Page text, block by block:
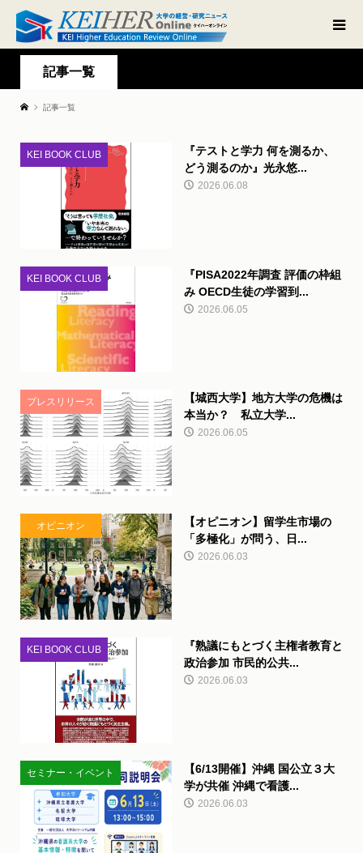
記事一覧
記事一覧
KEI BOOK CLUB
『テストと学力 何を測るか、
どう測るのか』光永悠...
2026.06.08
KEI BOOK CLUB
『PISA2022年調査 評価の枠組
み OECD生徒の学習到...
2026.06.05
プレスリリース
【城西大学】地方大学の危機は
本当か？ 私立大学...
2026.06.05
オピニオン
【オピニオン】留学生市場の
「多極化」が問う、日...
2026.06.03
KEI BOOK CLUB
『熟議にもとづく主権者教育と
政治参加 市民的公共...
2026.06.03
セミナー・イベント
【6/13開催】沖縄 国公立３大
学が共催 沖縄で看護...
2026.06.03